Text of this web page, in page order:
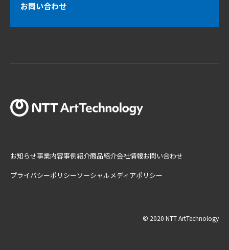
お問い合わせ
お知らせ事業内容事例紹介商品紹介会社情報お問い合わせ
プライバシーポリシーソーシャルメディアポリシー
© 2020 NTT ArtTechnology